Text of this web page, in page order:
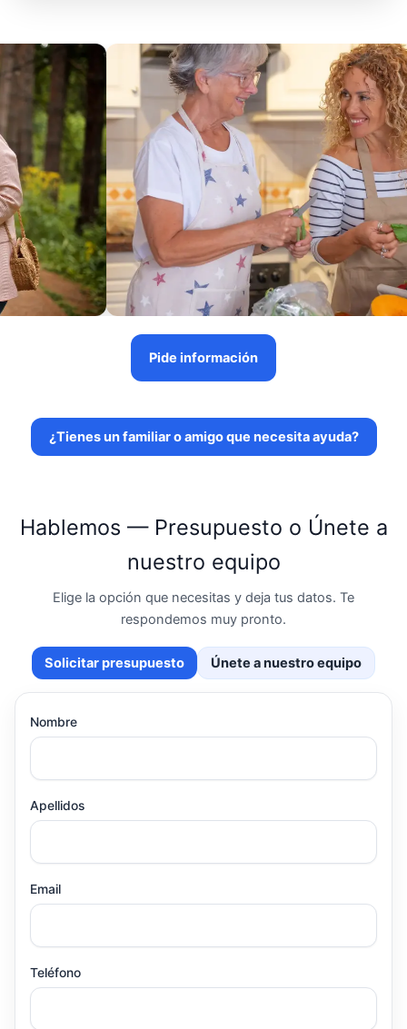
Pide información
¿Tienes un familiar o amigo que necesita ayuda?
Hablemos — Presupuesto o Únete a
nuestro equipo
Elige la opción que necesitas y deja tus datos. Te
respondemos muy pronto.
Solicitar presupuesto Únete a nuestro equipo
Nombre
Apellidos
Email
Teléfono